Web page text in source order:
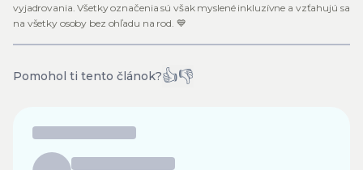
vyjadrovania. Všetky označenia sú však myslené inkluzívne a vzťahujú sa
na všetky osoby bez ohľadu na rod. 💙
Pomohol ti tento článok?👍👎